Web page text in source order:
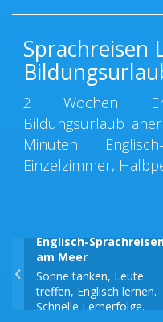
Sprachreisen
2 Wochen
Bildungsurlaub
Minuten
Einzelzimmer,
Englisch-
am Meer
Sonne tanken, Leute
treffen, Englisch lernen.
Schnelle Lernerfolge.
‹